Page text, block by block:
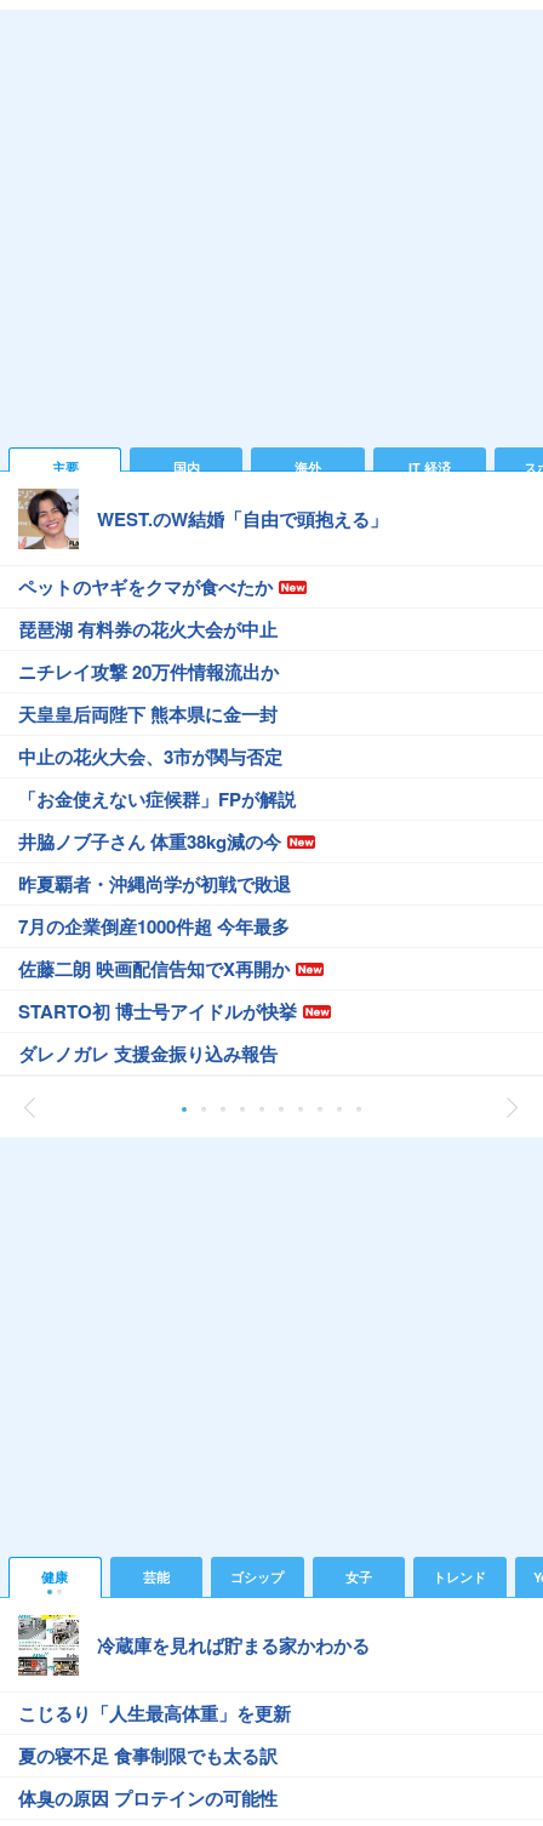
主要 国内 海外 IT 経済 ス
WEST.のW結婚「自由で頭抱える」
ペットのヤギをクマが食べたか
琵琶湖 有料券の花火大会が中止
ニチレイ攻撃 20万件情報流出か
天皇皇后両陛下 熊本県に金一封
中止の花火大会、3市が関与否定
「お金使えない症候群」FPが解説
井脇ノブ子さん 体重38kg減の今
昨夏覇者・沖縄尚学が初戦で敗退
7月の企業倒産1000件超 今年最多
佐藤二朗 映画配信告知でX再開か
STARTO初 博士号アイドルが快挙
ダレノガレ 支援金振り込み報告
健康 芸能 ゴシップ 女子 トレンド
冷蔵庫を見れば貯まる家かわかる
こじるり「人生最高体重」を更新
夏の寝不足 食事制限でも太る訳
体臭の原因 プロテインの可能性